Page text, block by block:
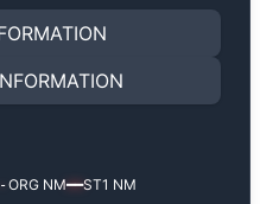
Opel Mokka 1.6 CDTi -
till160 hkoch
lägre
vi ett antal
för din bil
optimering
ORG NM━━ST1 NM